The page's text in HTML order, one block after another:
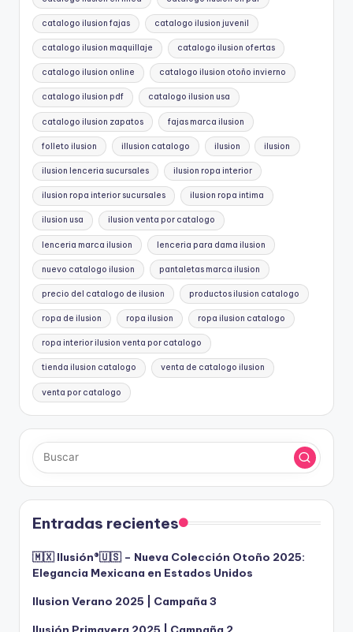
catalogo ilusion fajas catalogo ilusion juvenil
catalogo ilusion maquillaje catalogo ilusion ofertas
catalogo ilusion online catalogo ilusion otoño invierno
catalogo ilusion pdf catalogo ilusion usa
catalogo ilusion zapatos fajas marca ilusion
folleto ilusion illusion catalogo ilusion ilusion
ilusion lenceria sucursales ilusion ropa interior
ilusion ropa interior sucursales ilusion ropa intima
ilusion usa ilusion venta por catalogo
lenceria marca ilusion lenceria para dama ilusion
nuevo catalogo ilusion pantaletas marca ilusion
precio del catalogo de ilusion productos ilusion catalogo
ropa de ilusion ropa ilusion ropa ilusion catalogo
ropa interior ilusion venta por catalogo
tienda ilusion catalogo venta de catalogo ilusion
venta por catalogo
Entradas recientes
🇲🇽 Ilusión®️🇺🇸 – Nueva Colección Otoño 2025:
Elegancia Mexicana en Estados Unidos
Ilusion Verano 2025 | Campaña 3